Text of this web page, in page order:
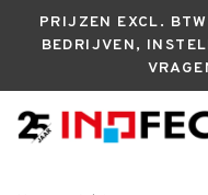
PRIJZEN EXCL.
BEDRIJVEN,